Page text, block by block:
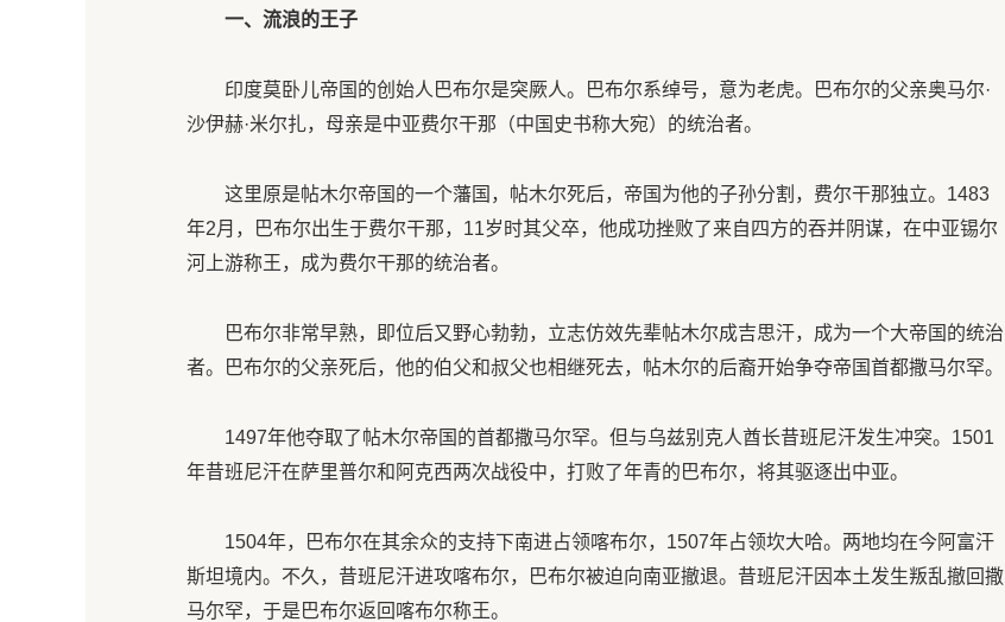
一、流浪的王子
印度莫卧儿帝国的创始人巴布尔是突厥人。巴布尔系绰号，意为老虎。巴布尔的父亲奥马尔·
沙伊赫·米尔扎，母亲是中亚费尔干那（中国史书称大宛）的统治者。
这里原是帖木尔帝国的一个藩国，帖木尔死后，帝国为他的子孙分割，费尔干那独立。1483
年2月，巴布尔出生于费尔干那，11岁时其父卒，他成功挫败了来自四方的吞并阴谋，在中亚锡尔
河上游称王，成为费尔干那的统治者。
巴布尔非常早熟，即位后又野心勃勃，立志仿效先辈帖木尔成吉思汗，成为一个大帝国的统治
者。巴布尔的父亲死后，他的伯父和叔父也相继死去，帖木尔的后裔开始争夺帝国首都撒马尔罕。
1497年他夺取了帖木尔帝国的首都撒马尔罕。但与乌兹别克人酋长昔班尼汗发生冲突。1501
年昔班尼汗在萨里普尔和阿克西两次战役中，打败了年青的巴布尔，将其驱逐出中亚。
1504年，巴布尔在其余众的支持下南进占领喀布尔，1507年占领坎大哈。两地均在今阿富汗
斯坦境内。不久，昔班尼汗进攻喀布尔，巴布尔被迫向南亚撤退。昔班尼汗因本土发生叛乱撤回撒
马尔罕，于是巴布尔返回喀布尔称王。